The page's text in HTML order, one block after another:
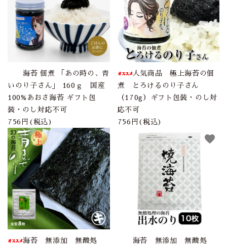
海苔 佃煮 「あの時の、青
いのり子さん」 160ｇ 国産
100%あおさ海苔 ギフト包
装・のし対応不可
756円(税込)
人気商品 極上海苔の佃
煮 とろけるのり子さん
（170g）ギフト包装・のし対
応不可
756円(税込)
海苔 無添加 無酸処
favorite
海苔 無添加 無酸処
favorite